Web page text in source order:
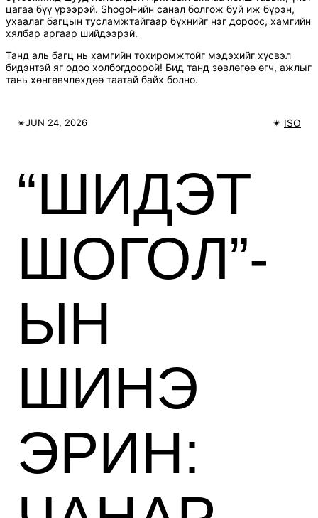
цагаа бүү үрээрэй. Shogol-ийн санал болгож буй иж бүрэн,
ухаалаг багцын тусламжтайгаар бүхнийг нэг дороос, хамгийн
хялбар аргаар шийдээрэй.
Танд аль багц нь хамгийн тохиромжтойг мэдэхийг хүсвэл
бидэнтэй яг одоо холбогдоорой! Бид танд зөвлөгөө өгч, ажлыг
тань хөнгөвчлөхдөө таатай байх болно.
✴︎JUN 24, 2026 ✴︎ ISO
“ШИДЭТ
ШОГОЛ”-
ЫН
ШИНЭ
ЭРИН: